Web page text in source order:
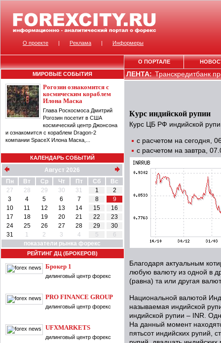
МИРОВЫЕ СОБЫТИЯ
Рогозин ознакомится с
космическим кораблем
Илона Маска
Глава Роскосмоса Дмитрий
Рогозин посетит в США
космический центр Джонсона
и ознакомится с кораблем Dragon-2
компании SpaceX Илона Маска,...
КАЛЕНДАРЬ СОБЫТИЙ
Август 2026
Пн
Вт Ср Чт Пт Сб
Вс
27
28 29 30 31 1
2
3
4 5 6 7 8
9
10
11 12 13 14 15
16
17
18 19 20 21 22
23
24
25 26 27 28 29
30
31
1 2 3 4 5
6
показатели рынка форекс
РЕЙТИНГ ДЦ (БРОКЕРОВ)
Брокер 1
дилинговый центр форекс
PRO FINANCE GROUP
дилинговый центр форекс
UFXMARKETS
дилинговый центр форекс
ЛЕНТА:Транскредитбанк
Курс индийской рупии
Курс ЦБ РФ индийской
с расчетом на сегодня,
с расчетом на завтра,
Благодаря актуальным
любую валюту из одной в
(равна) та или другая
Национальной валютой
называемая индийской
индийской рупии – INR.
На данный момент
пятьсот индийских рупий,
О проекте | Реклама | Информеры
О ПОРТАЛЕ